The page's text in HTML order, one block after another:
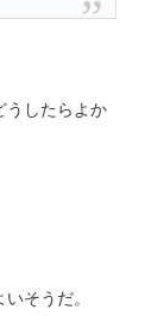
うしたらよか
そうだ。